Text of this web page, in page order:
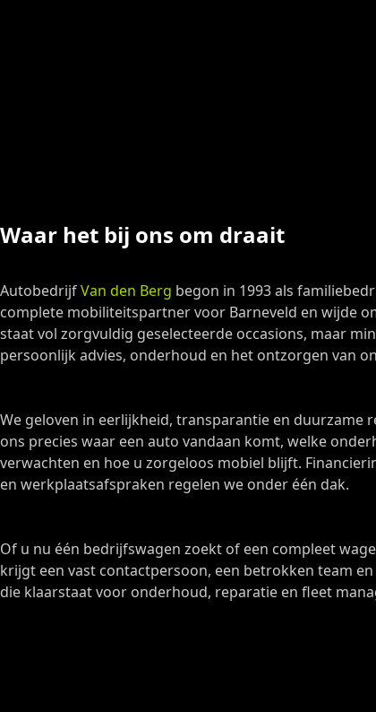
Waar het bij ons om draait
AutobedrijfVan den Berg begon in 1993 als
complete mobiliteitspartner voor Barneveld en wijde
staat vol zorgvuldig geselecteerde occasions, maar
persoonlijk advies, onderhoud en het ontzorgen van
We geloven in eerlijkheid, transparantie en duurzame
ons precies waar een auto vandaan komt, welke
verwachten en hoe u zorgeloos mobiel blijft.
en werkplaatsafspraken regelen we onder één dak.
Of u nu één bedrijfswagen zoekt of een compleet
krijgt een vast contactpersoon, een betrokken team
die klaarstaat voor onderhoud, reparatie en fleet